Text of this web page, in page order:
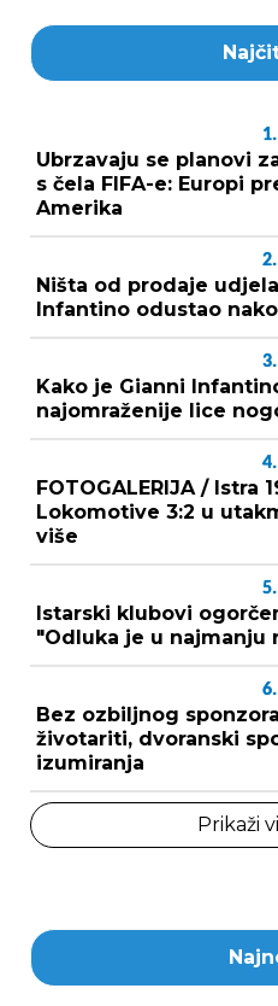
1.
Ubrzavaju se planovi
s čela FIFA-e: Europi
Amerika
2.
Ništa od prodaje
Infantino odustao
3.
Kako je Gianni
najomraženije lice
4.
FOTOGALERIJA / Istra
Lokomotive 3:2 u
više
5.
Istarski klubovi
"Odluka je u najmanju
6.
Bez ozbiljnog
životariti, dvoranski
izumiranja
Prikaži